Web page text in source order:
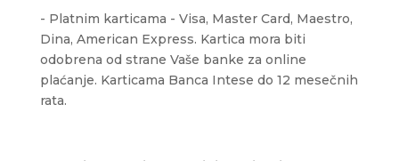
- Platnim karticama - Visa, Master Card, Maestro,
Dina, American Express. Kartica mora biti
odobrena od strane Vaše banke za online
plaćanje. Karticama Banca Intese do 12 mesečnih
rata.